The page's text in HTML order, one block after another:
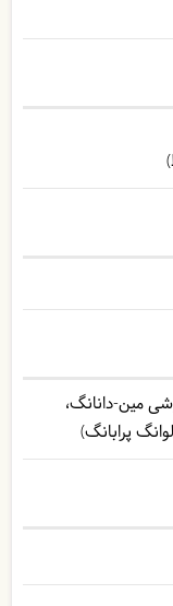
مین-دانانگ،
پرابانگ)